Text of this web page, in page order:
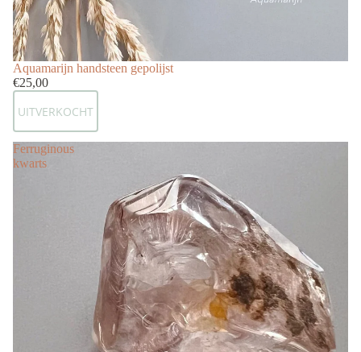
Uitverkocht
Aquamarijn handsteen gepolijst
€25,00
UITVERKOCHT
Ferruginous
kwarts